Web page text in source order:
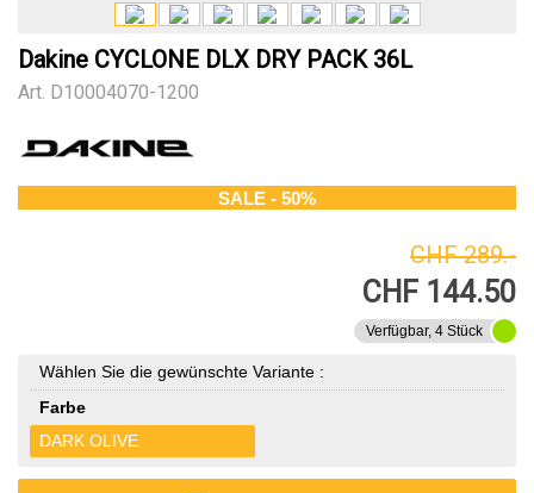
Dakine CYCLONE DLX DRY PACK 36L
Art. D10004070-1200
SALE - 50%
CHF 289.-
CHF 144.50
Verfügbar, 4 Stück
Wählen Sie die gewünschte Variante :
Farbe
DARK OLIVE